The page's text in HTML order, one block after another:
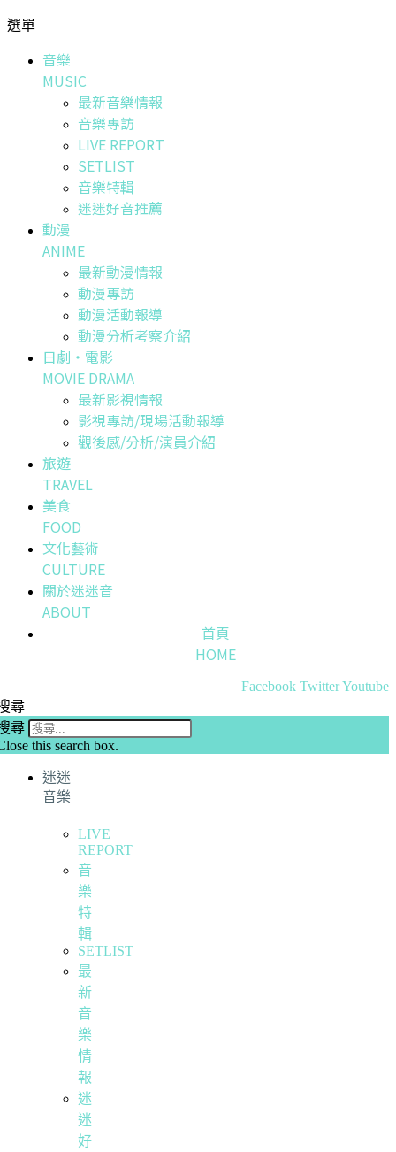
選單
音樂
MUSIC
最新音樂情報
音樂專訪
LIVE REPORT
SETLIST
音樂特輯
迷迷好音推薦
動漫
ANIME
最新動漫情報
動漫專訪
動漫活動報導
動漫分析考察介紹
日劇・電影
MOVIE DRAMA
最新影視情報
影視專訪/現場活動報導
觀後感/分析/演員介紹
旅遊
TRAVEL
美食
FOOD
文化藝術
CULTURE
關於迷迷音
ABOUT
首頁
HOME
Facebook TwitterYoutube
尋
尋
this search box.
迷迷
音樂
LIVE
REPORT
音
樂
特
輯
SETLIST
最
新
音
樂
情
報
迷
迷
好